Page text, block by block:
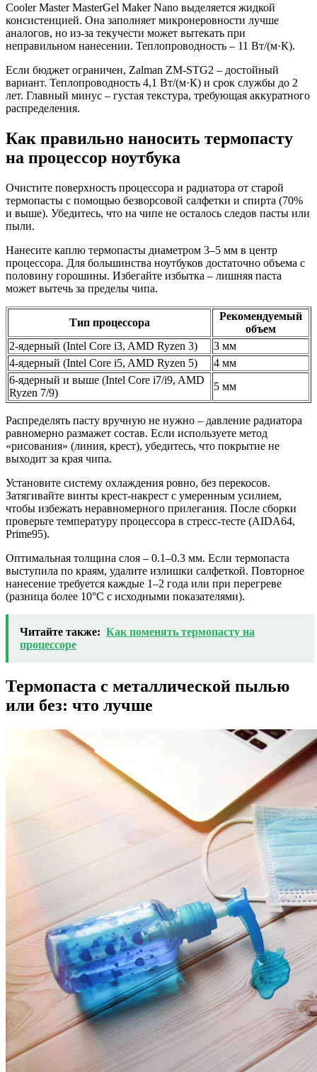
Cooler Master MasterGel Maker Nano выделяется жидкой
консистенцией. Она заполняет микронеровности лучше
аналогов, но из-за текучести может вытекать при
неправильном нанесении. Теплопроводность – 11 Вт/(м·К).
Если бюджет ограничен, Zalman ZM-STG2 – достойный
вариант. Теплопроводность 4,1 Вт/(м·К) и срок службы до 2
лет. Главный минус – густая текстура, требующая аккуратного
распределения.
Как правильно наносить термопасту
на процессор ноутбука
Очистите поверхность процессора и радиатора от старой
термопасты с помощью безворсовой салфетки и спирта (70%
и выше). Убедитесь, что на чипе не осталось следов пасты или
пыли.
Нанесите каплю термопасты диаметром 3–5 мм в центр
процессора. Для большинства ноутбуков достаточно объема с
половину горошины. Избегайте избытка – лишняя паста
может вытечь за пределы чипа.
Тип процессора
Рекомендуемый
объем
2-ядерный (Intel Core i3, AMD Ryzen 3)
3 мм
4-ядерный (Intel Core i5, AMD Ryzen 5)
4 мм
6-ядерный и выше (Intel Core i7/i9, AMD
Ryzen 7/9)
5 мм
Распределять пасту вручную не нужно – давление радиатора
равномерно размажет состав. Если используете метод
«рисования» (линия, крест), убедитесь, что покрытие не
выходит за края чипа.
Установите систему охлаждения ровно, без перекосов.
Затягивайте винты крест-накрест с умеренным усилием,
чтобы избежать неравномерного прилегания. После сборки
проверьте температуру процессора в стресс-тесте (AIDA64,
Prime95).
Оптимальная толщина слоя – 0.1–0.3 мм. Если термопаста
выступила по краям, удалите излишки салфеткой. Повторное
нанесение требуется каждые 1–2 года или при перегреве
(разница более 10°C с исходными показателями).
Читайте также: Как поменять термопасту на
процессоре
Термопаста с металлической пылью
или без: что лучше